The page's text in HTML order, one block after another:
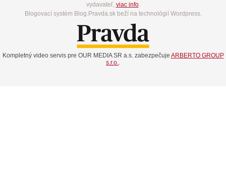
vydavateľ, viac info.
Blogovací systém Blog.Pravda.sk beží na technológií Wordpress.
Kompletný video servis pre OUR MEDIA SR a.s. zabezpečuje ARBERTO GROUP
s.r.o.